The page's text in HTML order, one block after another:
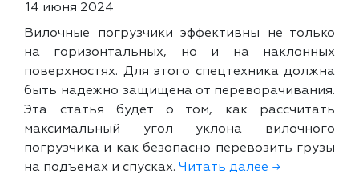
14 июня 2024
Вилочные погрузчики эффективны не только
на горизонтальных, но и на наклонных
поверхностях. Для этого спецтехника должна
быть надежно защищена от переворачивания.
Эта статья будет о том, как рассчитать
максимальный угол уклона вилочного
погрузчика и как безопасно перевозить грузы
на подъемах и спусках. Читать далее →